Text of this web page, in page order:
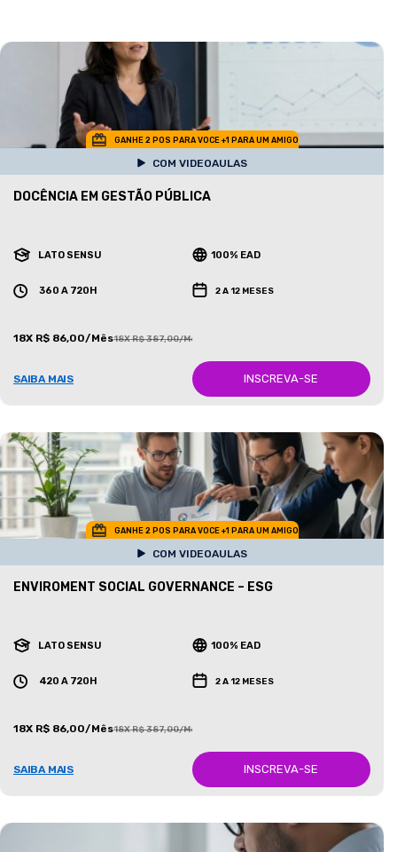
GANHE 2 POS PARA VOCE +1 PARA UM AMIGO
COM VIDEOAULAS
DOCÊNCIA EM GESTÃO PÚBLICA
LATO SENSU 100% EAD
360 A 720H 2 A 12 MESES
18X R$ 86,00/Mês18X R$ 387,00/Mês
SAIBA MAIS INSCREVA-SE
GANHE 2 POS PARA VOCE +1 PARA UM AMIGO
COM VIDEOAULAS
ENVIROMENT SOCIAL GOVERNANCE – ESG
LATO SENSU 100% EAD
420 A 720H 2 A 12 MESES
18X R$ 86,00/Mês18X R$ 387,00/Mês
SAIBA MAIS INSCREVA-SE